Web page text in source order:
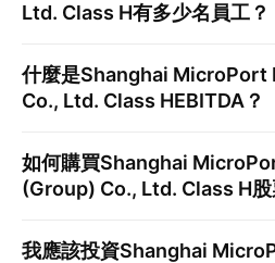
Ltd. Class H有多少名員工？
什麼是Shanghai MicroPort
Co., Ltd. Class HEBITDA？
如何購買Shanghai
(Group) Co., Ltd. Class H
我應該投資Shanghai